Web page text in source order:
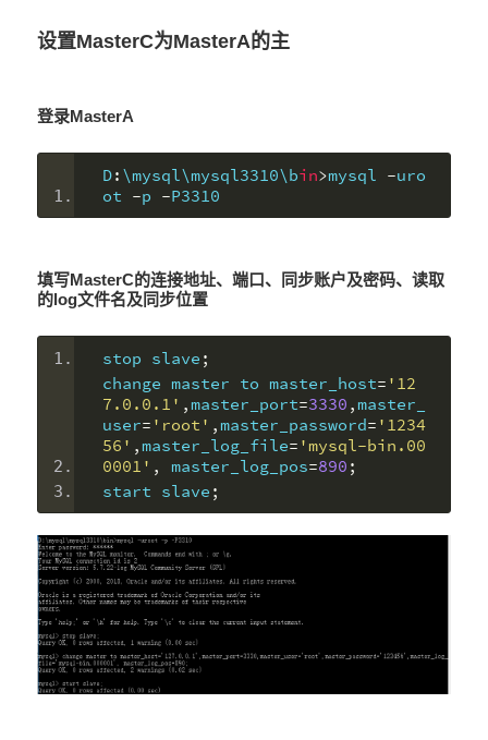
设置MasterC为MasterA的主
登录MasterA
D: \mysql\mysql3310\bin>mysql -uro
ot -p -P3310
填写MasterC的连接地址、端口、同步账户及密码、读取
的log文件名及同步位置
stop slave ;
change master to master_host= '12
7.0.0.1' ,master_port=3330 ,master_
user= 'root' ,master_password= '1234
56' ,master_log_file= 'mysql-bin.00
0001' , master_log_pos=890 ;
start slave ;